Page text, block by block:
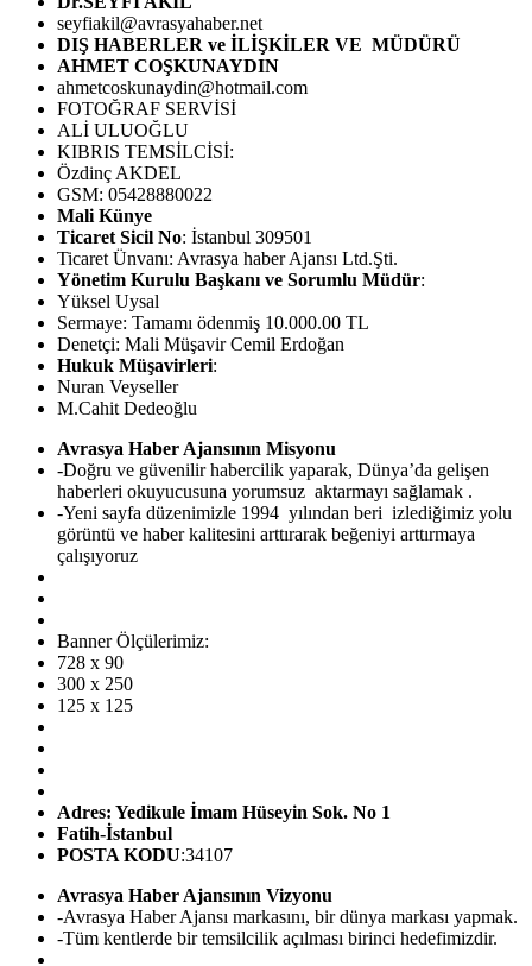
seyfiakil@avrasyahaber.net
DIŞ HABERLER ve İLİŞKİLER VE MÜDÜRÜ
AHMET COŞKUNAYDIN
ahmetcoskunaydin@hotmail.com
FOTOĞRAF SERVİSİ
ALİ ULUOĞLU
KIBRIS TEMSİLCİSİ:
Özdinç AKDEL
GSM: 05428880022
Mali Künye
Ticaret Sicil No: İstanbul 309501
Ticaret Ünvanı: Avrasya haber Ajansı Ltd.Şti.
Yönetim Kurulu Başkanı ve Sorumlu Müdür:
Yüksel Uysal
Sermaye: Tamamı ödenmiş 10.000.00 TL
Denetçi: Mali Müşavir Cemil Erdoğan
Hukuk Müşavirleri:
Nuran Veyseller
M.Cahit Dedeoğlu
Avrasya Haber Ajansının Misyonu
-Doğru ve güvenilir habercilik yaparak, Dünya’da gelişen
haberleri okuyucusuna yorumsuz aktarmayı sağlamak .
-Yeni sayfa düzenimizle 1994 yılından beri izlediğimiz yolu
görüntü ve haber kalitesini arttırarak beğeniyi arttırmaya
çalışıyoruz
Banner Ölçülerimiz:
728 x 90
300 x 250
125 x 125
Adres: Yedikule İmam Hüseyin Sok. No 1
Fatih-İstanbul
POSTA KODU:34107
Avrasya Haber Ajansının Vizyonu
-Avrasya Haber Ajansı markasını, bir dünya markası yapmak.
-Tüm kentlerde bir temsilcilik açılması birinci hedefimizdir.